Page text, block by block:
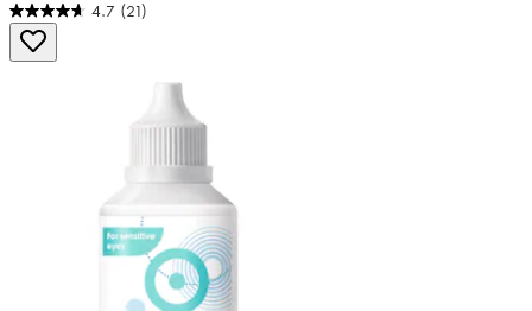
4.7 (21)
4.7
von
5